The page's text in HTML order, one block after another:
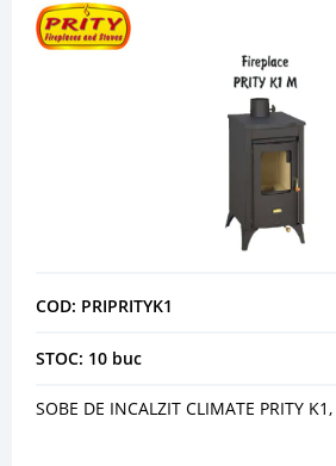
COD: PRIPRITYK1
STOC: 10 buc
SOBE DE INCALZIT CLIMATE PRITY